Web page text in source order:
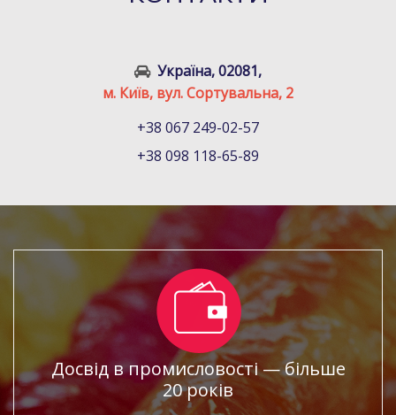
Україна, 02081,
м. Київ, вул. Сортувальна, 2
+38 067 249-02-57
+38 098 118-65-89
Досвід в промисловості — більше
20 років